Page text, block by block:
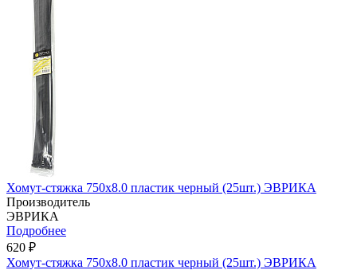
Хомут-стяжка 750х8.0 пластик черный (25шт.) ЭВРИКА
Производитель
ЭВРИКА
Подробнее
620 ₽
Хомут-стяжка 750х8.0 пластик черный (25шт.) ЭВРИКА